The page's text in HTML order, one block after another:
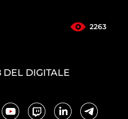
2263
DIGITALE